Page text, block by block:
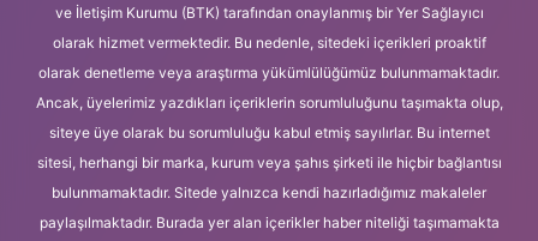
ve İletişim Kurumu (BTK) tarafından onaylanmış bir Yer Sağlayıcı
olarak hizmet vermektedir. Bu nedenle, sitedeki içerikleri proaktif
olarak denetleme veya araştırma yükümlülüğümüz bulunmamaktadır.
Ancak, üyelerimiz yazdıkları içeriklerin sorumluluğunu taşımakta olup,
siteye üye olarak bu sorumluluğu kabul etmiş sayılırlar. Bu internet
sitesi, herhangi bir marka, kurum veya şahıs şirketi ile hiçbir bağlantısı
bulunmamaktadır. Sitede yalnızca kendi hazırladığımız makaleler
paylaşılmaktadır. Burada yer alan içerikler haber niteliği taşımamakta